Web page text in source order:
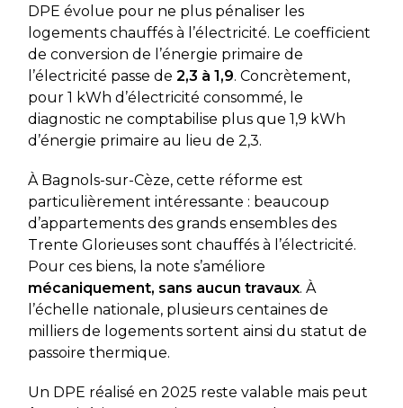
DPE évolue pour ne plus pénaliser les
logements chauffés à l’électricité. Le coefficient
de conversion de l’énergie primaire de
l’électricité passe de 2,3 à 1,9. Concrètement,
pour 1 kWh d’électricité consommé, le
diagnostic ne comptabilise plus que 1,9 kWh
d’énergie primaire au lieu de 2,3.
À Bagnols-sur-Cèze, cette réforme est
particulièrement intéressante : beaucoup
d’appartements des grands ensembles des
Trente Glorieuses sont chauffés à l’électricité.
Pour ces biens, la note s’améliore
mécaniquement, sans aucun travaux. À
l’échelle nationale, plusieurs centaines de
milliers de logements sortent ainsi du statut de
passoire thermique.
Un DPE réalisé en 2025 reste valable mais peut